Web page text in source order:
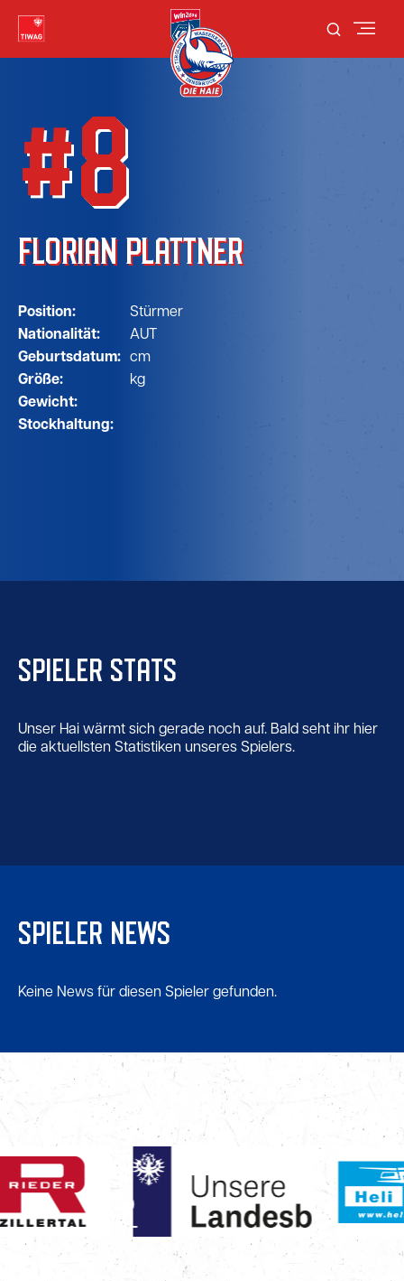
Position:
Nationalität:
Geburtsdatum:
Größe:
Gewicht:
Stockhaltung:
Stürmer
AUT
cm
kg
#8
FLORIAN PLATTNER
SPIELER STATS
Unser Hai wärmt sich gerade noch auf. Bald seht ihr hier
die aktuellsten Statistiken unseres Spielers.
SPIELER NEWS
Keine News für diesen Spieler gefunden.